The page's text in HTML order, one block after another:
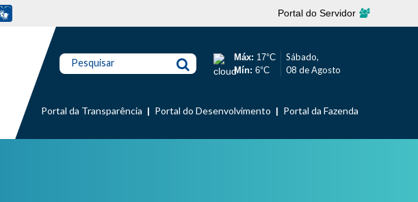
Portal do Servidor
Pesquisar Máx: 17°C
Mín: 6°C
Sábado,
08 de Agosto
Portal da Transparência Portal do Desenvolvimento Portal da Fazenda